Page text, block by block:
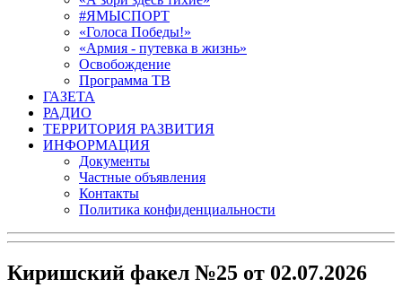
#ЯМЫСПОРТ
«Голоса Победы!»
«Армия - путевка в жизнь»
Освобождение
Программа ТВ
ГАЗЕТА
РАДИО
ТЕРРИТОРИЯ РАЗВИТИЯ
ИНФОРМАЦИЯ
Документы
Частные объявления
Контакты
Политика конфиденциальности
Киришский факел №25 от 02.07.2026